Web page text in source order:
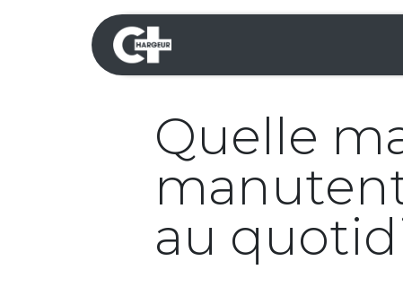
Se rendre au contenu
Quelle
au